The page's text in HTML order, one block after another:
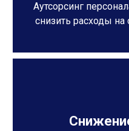
Аутсорсинг
снизить расходы на